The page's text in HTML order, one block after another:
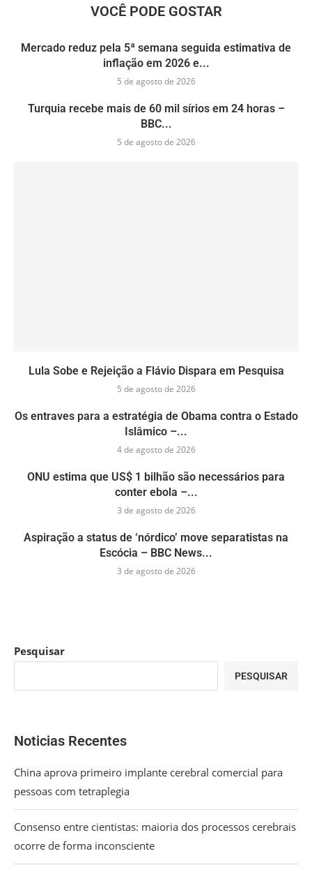
VOCÊ PODE GOSTAR
Mercado reduz pela 5ª semana seguida estimativa de
inflação em 2026 e...
5 de agosto de 2026
Turquia recebe mais de 60 mil sírios em 24 horas –
BBC...
5 de agosto de 2026
Lula Sobe e Rejeição a Flávio Dispara em Pesquisa
5 de agosto de 2026
Os entraves para a estratégia de Obama contra o Estado
Islâmico –...
4 de agosto de 2026
ONU estima que US$ 1 bilhão são necessários para
conter ebola –...
3 de agosto de 2026
Aspiração a status de ‘nórdico’ move separatistas na
Escócia – BBC News...
3 de agosto de 2026
Pesquisar
PESQUISAR
Noticias Recentes
China aprova primeiro implante cerebral comercial para
pessoas com tetraplegia
Consenso entre cientistas: maioria dos processos cerebrais
ocorre de forma inconsciente